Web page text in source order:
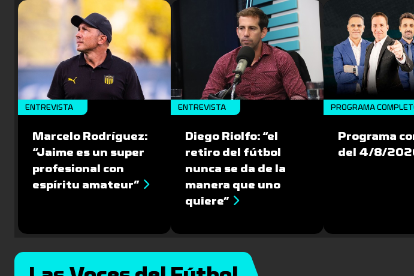
ENTREVISTA
Marcelo Rodríguez:
“Jaime es un super
profesional con
espíritu amateur”
ENTREVISTA
Diego Riolfo: “el
retiro del fútbol
nunca se da de la
manera que uno
quiere”
PROGRAMA
Programa
del 4/8/